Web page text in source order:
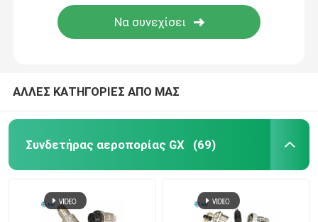
ΑΛΛΕΣ ΚΑΤΗΓΟΡΙΕΣ ΑΠΟ ΜΑΣ
Συνδετήρας αεροπορίας GX (69)